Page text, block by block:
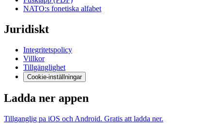
NATO:s fonetiska alfabet
Juridiskt
Integritetspolicy
Villkor
Tillgänglighet
Cookie-inställningar
Ladda ner appen
Tillganglig pa iOS och Android. Gratis att ladda ner.